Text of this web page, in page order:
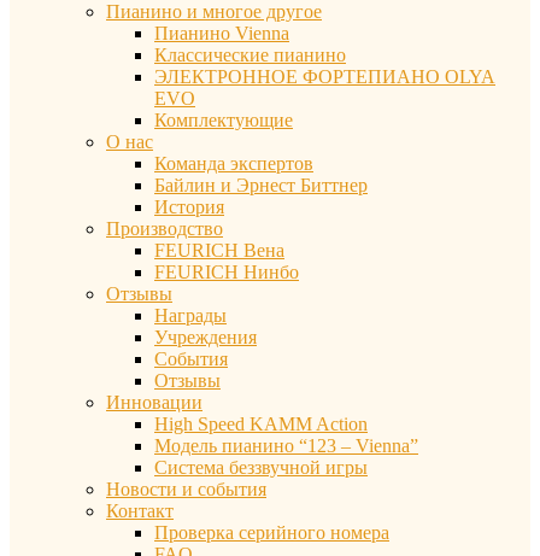
Пианино и многое другое
Пианино Vienna
Классические пианино
ЭЛЕКТРОННОЕ ФОРТЕПИАНО OLYA
EVO
Комплектующие
О нас
Команда экспертов
Байлин и Эрнест Биттнер
История
Производство
FEURICH Вена
FEURICH Нинбо
Отзывы
Награды
Учреждения
События
Отзывы
Инновации
High Speed KAMM Action
Модель пианино “123 – Vienna”
Система беззвучной игры
Новости и события
Контакт
Проверка серийного номера